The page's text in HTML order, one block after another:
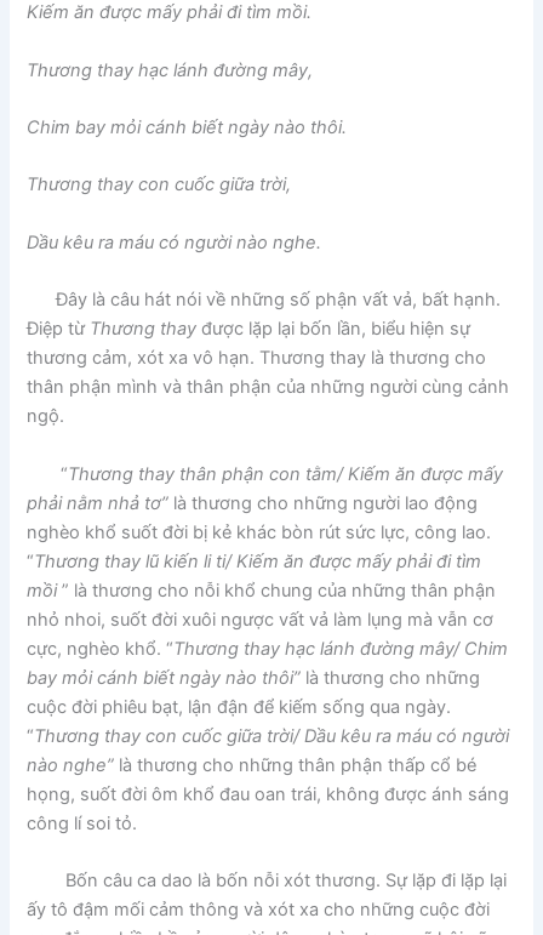
Kiếm ăn được mấy phải đi tìm mồi.
Thương thay hạc lánh đường mây,
Chim bay mỏi cánh biết ngày nào thôi.
Thương thay con cuốc giữa trời,
Dầu kêu ra máu có người nào nghe.
Đây là câu hát nói về những số phận vất vả, bất hạnh.
Điệp từ Thương thay được lặp lại bốn lần, biểu hiện sự
thương cảm, xót xa vô hạn. Thương thay là thương cho
thân phận mình và thân phận của những người cùng cảnh
ngộ.
“Thương thay thân phận con tằm/ Kiếm ăn được mấy
phải nằm nhả tơ” là thương cho những người lao động
nghèo khổ suốt đời bị kẻ khác bòn rút sức lực, công lao.
“Thương thay lũ kiến li ti/ Kiếm ăn được mấy phải đi tìm
mồi” là thương cho nỗi khổ chung của những thân phận
nhỏ nhoi, suốt đời xuôi ngược vất vả làm lụng mà vẫn cơ
cực, nghèo khổ. “Thương thay hạc lánh đường mây/ Chim
bay mỏi cánh biết ngày nào thôi” là thương cho những
cuộc đời phiêu bạt, lận đận để kiếm sống qua ngày.
“Thương thay con cuốc giữa trời/ Dầu kêu ra máu có người
nào nghe” là thương cho những thân phận thấp cổ bé
họng, suốt đời ôm khổ đau oan trái, không được ánh sáng
công lí soi tỏ.
Bốn câu ca dao là bốn nỗi xót thương. Sự lặp đi lặp lại
ấy tô đậm mối cảm thông và xót xa cho những cuộc đời